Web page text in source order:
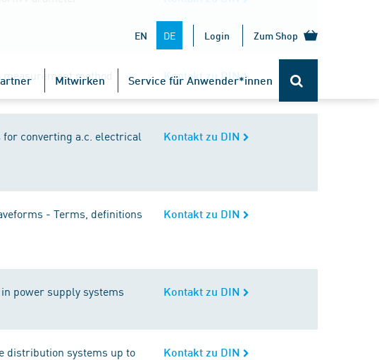
EN DE Login Zum Shop
Mitwirken Service für Anwender*innen
method Kontakt zu DIN
converting a.c. electrical
Kontakt zu DIN
- Terms, definitions
Kontakt zu DIN
power supply systems Kontakt zu DIN
distribution systems up to
Kontakt zu DIN